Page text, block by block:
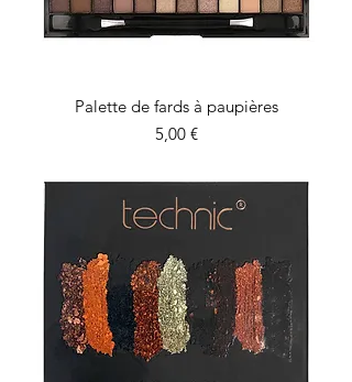
Palette de fards à paupières
Prix
5,00 €